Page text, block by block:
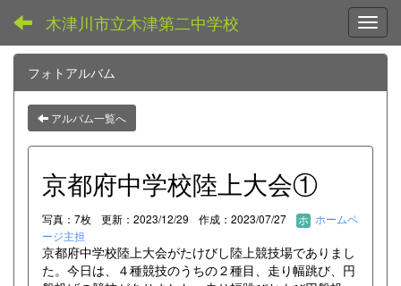
木津川市立木津第二中学校
フォトアルバム
アルバム一覧へ
京都府中学校陸上大会①
写真：7枚 更新：2023/12/29 作成：2023/07/27
ホームペ
ージ主担
京都府中学校陸上大会がたけびし陸上競技場でありまし
た。今日は、４種競技のうちの２種目、走り幅跳び、円